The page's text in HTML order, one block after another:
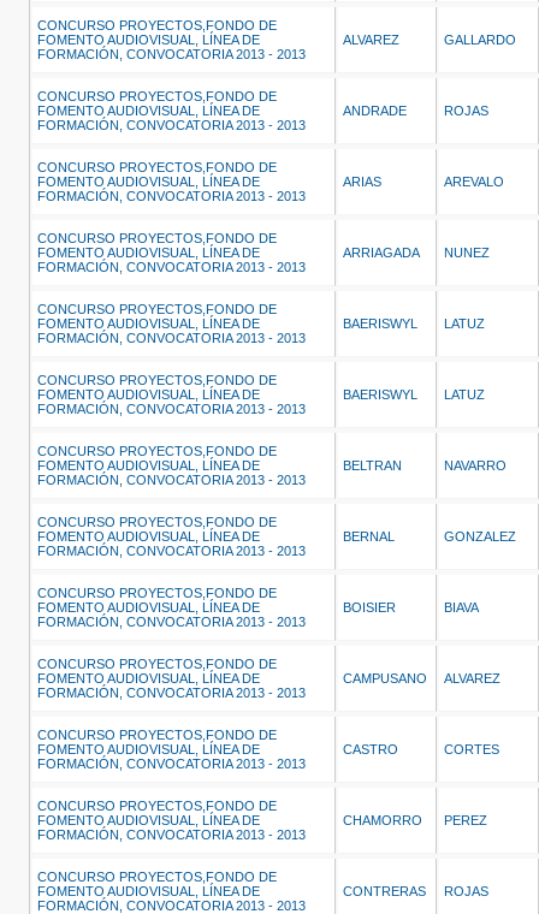
CONCURSO PROYECTOS,FONDO DE
FOMENTO AUDIOVISUAL, LÍNEA DE
FORMACIÓN, CONVOCATORIA 2013 - 2013
ALVAREZ GALLARDO
CONCURSO PROYECTOS,FONDO DE
FOMENTO AUDIOVISUAL, LÍNEA DE
FORMACIÓN, CONVOCATORIA 2013 - 2013
ANDRADE ROJAS
CONCURSO PROYECTOS,FONDO DE
FOMENTO AUDIOVISUAL, LÍNEA DE
FORMACIÓN, CONVOCATORIA 2013 - 2013
ARIAS AREVALO
CONCURSO PROYECTOS,FONDO DE
FOMENTO AUDIOVISUAL, LÍNEA DE
FORMACIÓN, CONVOCATORIA 2013 - 2013
ARRIAGADA NUNEZ
CONCURSO PROYECTOS,FONDO DE
FOMENTO AUDIOVISUAL, LÍNEA DE
FORMACIÓN, CONVOCATORIA 2013 - 2013
BAERISWYL LATUZ
CONCURSO PROYECTOS,FONDO DE
FOMENTO AUDIOVISUAL, LÍNEA DE
FORMACIÓN, CONVOCATORIA 2013 - 2013
BAERISWYL LATUZ
CONCURSO PROYECTOS,FONDO DE
FOMENTO AUDIOVISUAL, LÍNEA DE
FORMACIÓN, CONVOCATORIA 2013 - 2013
BELTRAN NAVARRO
CONCURSO PROYECTOS,FONDO DE
FOMENTO AUDIOVISUAL, LÍNEA DE
FORMACIÓN, CONVOCATORIA 2013 - 2013
BERNAL GONZALEZ
CONCURSO PROYECTOS,FONDO DE
FOMENTO AUDIOVISUAL, LÍNEA DE
FORMACIÓN, CONVOCATORIA 2013 - 2013
BOISIER BIAVA
CONCURSO PROYECTOS,FONDO DE
FOMENTO AUDIOVISUAL, LÍNEA DE
FORMACIÓN, CONVOCATORIA 2013 - 2013
CAMPUSANO ALVAREZ
CONCURSO PROYECTOS,FONDO DE
FOMENTO AUDIOVISUAL, LÍNEA DE
FORMACIÓN, CONVOCATORIA 2013 - 2013
CASTRO CORTES
CONCURSO PROYECTOS,FONDO DE
FOMENTO AUDIOVISUAL, LÍNEA DE
FORMACIÓN, CONVOCATORIA 2013 - 2013
CHAMORRO PEREZ
CONCURSO PROYECTOS,FONDO DE
FOMENTO AUDIOVISUAL, LÍNEA DE
FORMACIÓN, CONVOCATORIA 2013 - 2013
CONTRERAS ROJAS